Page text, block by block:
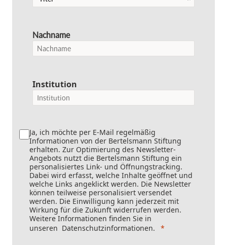
Nachname
Institution
Ja, ich möchte per E-Mail regelmäßig
Informationen von der Bertelsmann Stiftung
erhalten. Zur Optimierung des Newsletter-
Angebots nutzt die Bertelsmann Stiftung ein
personalisiertes Link- und Öffnungstracking.
Dabei wird erfasst, welche Inhalte geöffnet und
welche Links angeklickt werden. Die Newsletter
können teilweise personalisiert versendet
werden. Die Einwilligung kann jederzeit mit
Wirkung für die Zukunft widerrufen werden.
Weitere Informationen finden Sie in
unseren Datenschutzinformationen.